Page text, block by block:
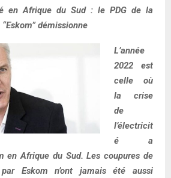
en Afrique du Sud : le PDG de la
démissionne
L’année
2022 est
celle où
la crise
de
l’électricit
é a
en Afrique du Sud. Les coupures de
Eskom n’ont jamais été aussi